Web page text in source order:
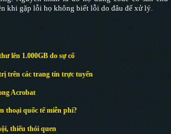
khi gặp lỗi họ không biết lỗi do đâu để xử lý.
lên 1.000GB do sự cố
trên các trang tin trực tuyến
Acrobat
thoại quốc tế miễn phí?
thiếu thói quen